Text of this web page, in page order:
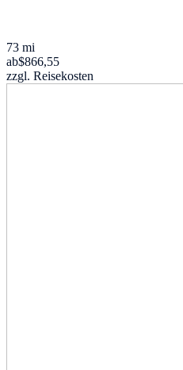
73 mi
ab$866,55
zzgl. Reisekosten